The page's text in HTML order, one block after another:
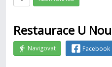
Restaurace U
Navigovat Facebook